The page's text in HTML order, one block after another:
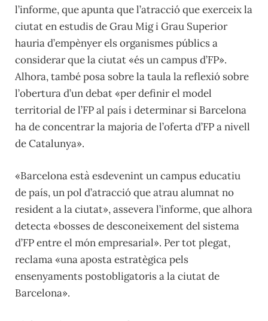
l’informe, que apunta que l’atracció que exerceix la
ciutat en estudis de Grau Mig i Grau Superior
hauria d’empènyer els organismes públics a
considerar que la ciutat «és un campus d’FP».
Alhora, també posa sobre la taula la reflexió sobre
l’obertura d’un debat «per definir el model
territorial de l’FP al país i determinar si Barcelona
ha de concentrar la majoria de l’oferta d’FP a nivell
de Catalunya».
«Barcelona està esdevenint un campus educatiu
de país, un pol d’atracció que atrau alumnat no
resident a la ciutat», assevera l’informe, que alhora
detecta «bosses de desconeixement del sistema
d’FP entre el món empresarial». Per tot plegat,
reclama «una aposta estratègica pels
ensenyaments postobligatoris a la ciutat de
Barcelona».